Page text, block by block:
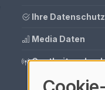
Ihre
Media Daten
Gastbeitrag